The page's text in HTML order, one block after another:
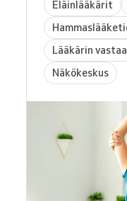
Eläinlääkärit
Lääkärin
Näkökeskus